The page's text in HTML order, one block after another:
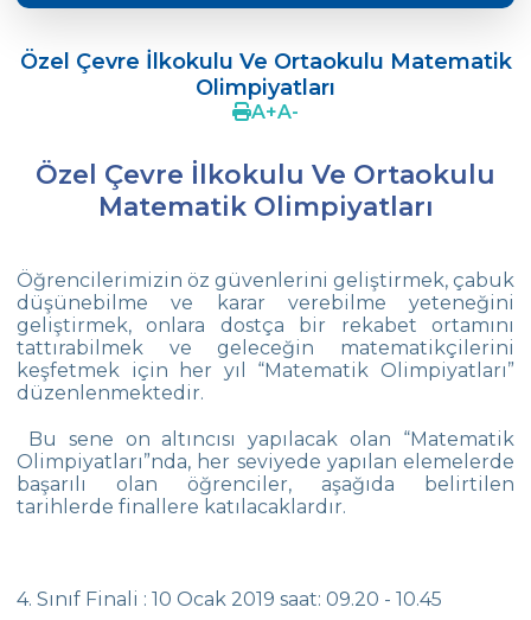
MATEMATİK OLİMPİYATLARI
Çevre‘de Dil Bayramı Coşkusu
4C
Ortaokul FLL takımımız “Unlimited“
5.Sınıf Öğrencilerimizle Tarihe Yolculuk
Yüzmede Bir Başarı Daha
Türk Zekâ Vakfı Şampiyonası
Kitap Değiş Tokuş Kampanyası
SEMEP Etkinliğinde Su ve Toprak Kirliliğine
Dikkat Çektik
Çanakkale Zaferi Anısına Yaşanmış Şiirler
Özel Çevre İlkokulu Ve Ortaokulu Matematik
Olimpiyatları
A+A-
Özel Çevre İlkokulu Ve Ortaokulu
Matematik Olimpiyatları
Öğrencilerimizin öz güvenlerini geliştirmek, çabuk
düşünebilme ve karar verebilme yeteneğini
geliştirmek, onlara dostça bir rekabet ortamını
tattırabilmek ve geleceğin matematikçilerini
keşfetmek için her yıl “Matematik Olimpiyatları”
düzenlenmektedir.
Bu sene on altıncısı yapılacak olan “Matematik
Olimpiyatları”nda, her seviyede yapılan elemelerde
başarılı olan öğrenciler, aşağıda belirtilen
tarihlerde finallere katılacaklardır.
4. Sınıf Finali : 10 Ocak 2019 saat: 09.20 - 10.45